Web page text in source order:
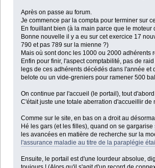
Après on passe au forum.
Je commence par la compta pour terminer sur
En fouillant bien (à la main parce que le
Bonne nouvelle il y a eu sur cet exercice 17
790 et pas 789 sur la mienne ?)
Mais où sont donc les 1000 ou 2000
Enfin pour finir, l'aspect comptabilité, pas de
legs de ces adhérents décédés dans l'année
belote ou un vide-greniers pour ramener 500
On continue par l'accueil (le portail), tout
C'était juste une totale aberration d'accueillir
Comme sur le site, en bas on a droit au
Hé les gars (et les filles), quand on se gargarise
les avancées en matière de recherche sur la
l'assurance maladie au titre de la paraplégie
Ensuite, le portail est d'une lourdeur absolue,